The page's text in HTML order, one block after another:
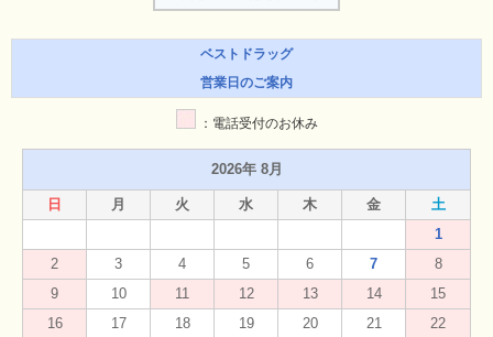
ベストドラッグ
営業日のご案内
：電話受付のお休み
2026年 8月
日 月 火 水 木 金
土
1
2
3 4 5 6 7
8
9
10 11 12 13 14
15
16
17 18 19 20 21
22